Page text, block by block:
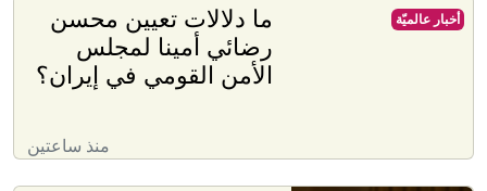
ما دلالات تعيين محسن
رضائي أمينا لمجلس
الأمن القومي في إيران؟
منذ ساعتين
أخبار عالميّة